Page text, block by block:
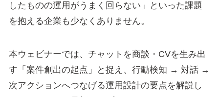
したものの運用がうまく回らない」といった課題
を抱える企業も少なくありません。
本ウェビナーでは、チャットを商談・CVを生み出
す「案件創出の起点」と捉え、行動検知 → 対話 →
次アクションへつなげる運用設計の要点を解説し